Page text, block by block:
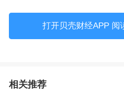
打开贝壳财经APP 阅
相关推荐